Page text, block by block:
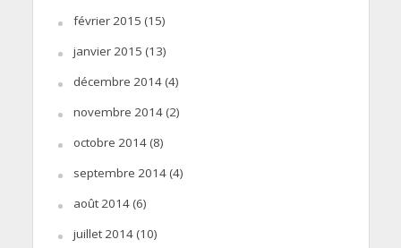
février 2015 (15)
janvier 2015 (13)
décembre 2014(4)
novembre 2014(2)
octobre 2014(8)
septembre 2014(4)
août 2014(6)
juillet 2014(10)